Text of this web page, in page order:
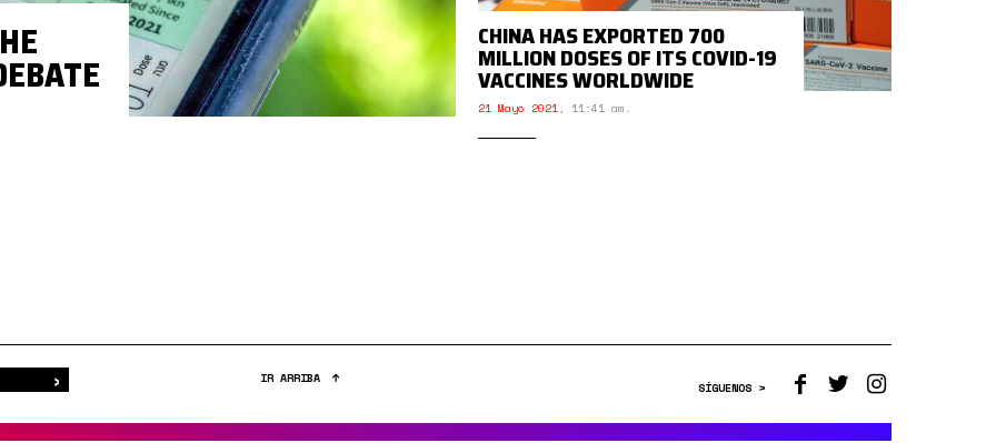
CHINA HAS EXPORTED 700
MILLION DOSES OF ITS COVID-19
VACCINES WORLDWIDE
21 Mayo 2021, 11:41 am.
› IR ARRIBA
SÍGUENOS >